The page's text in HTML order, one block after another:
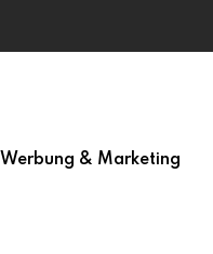
Werbung & Marketing